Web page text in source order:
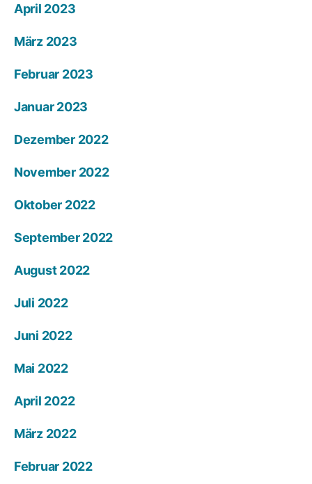
April 2023
März 2023
Februar 2023
Januar 2023
Dezember 2022
November 2022
Oktober 2022
September 2022
August 2022
Juli 2022
Juni 2022
Mai 2022
April 2022
März 2022
Februar 2022